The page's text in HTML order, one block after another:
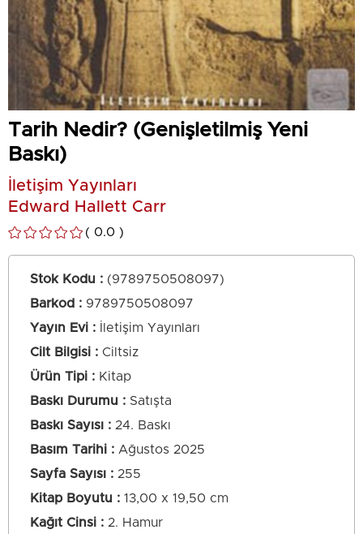
Tarih Nedir? (Genişletilmiş Yeni
Baskı)
İletişim Yayınları
Edward Hallett Carr
0.0
Stok Kodu
(9789750508097)
Barkod : 9789750508097
Yayın Evi
İletişim Yayınları
Cilt Bilgisi
Ciltsiz
Ürün Tipi
Kitap
Baskı Durumu
Satışta
Baskı Sayısı
24. Baskı
Basım Tarihi
Ağustos 2025
Sayfa Sayısı
255
Kitap Boyutu
13,00 x 19,50 cm
Kağıt Cinsi
2. Hamur